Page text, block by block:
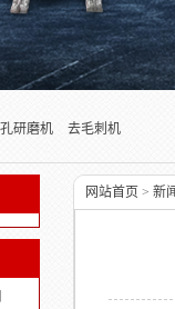
研磨机 去毛刺机
网站首页 > 新